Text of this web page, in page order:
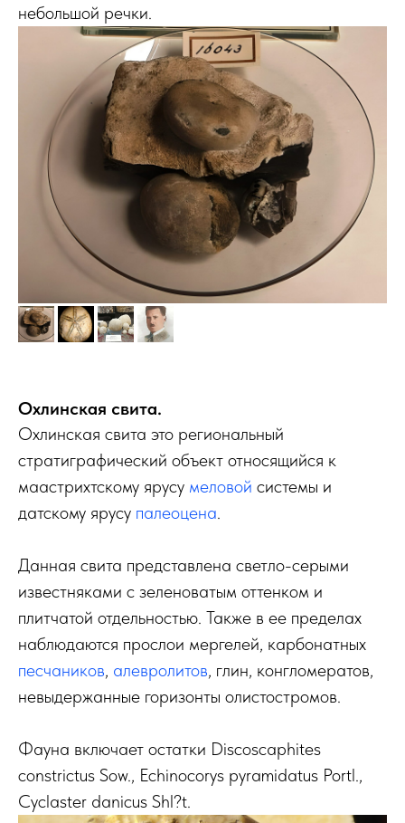
небольшой речки.
Охлинская свита.
Охлинская свита это региональный
стратиграфический объект относящийся к
маастрихтскому ярусу меловой системы и
датскому ярусу палеоцена.
Данная свита представлена светло-серыми
известняками с зеленоватым оттенком и
плитчатой отдельностью. Также в ее пределах
наблюдаются прослои мергелей, карбонатных
песчаников, алевролитов, глин, конгломератов,
невыдержанные горизонты олистостромов.
Фауна включает остатки Discoscaphites
constrictus Sow., Echinocorys pyramidatus Portl.,
Cyclaster danicus Shl?t.